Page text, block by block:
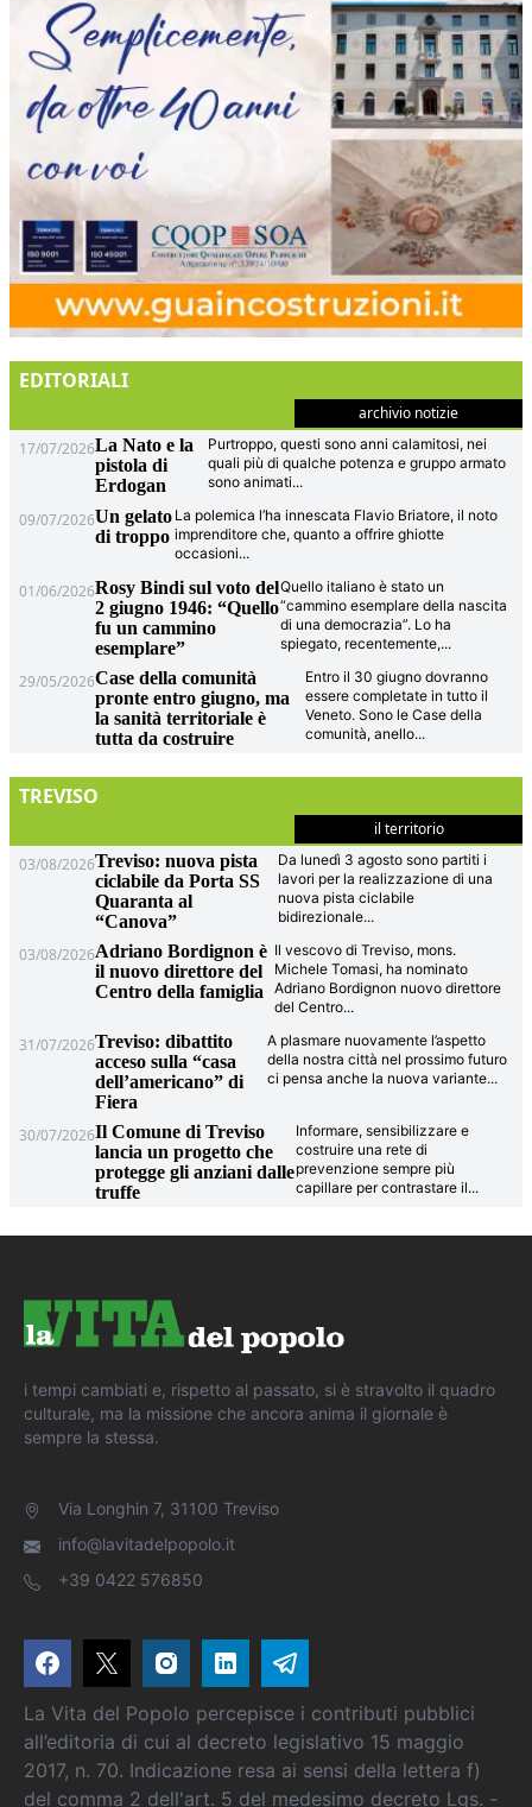
EDITORIALI
archivio notizie
17/07/2026La Nato e la
pistola di
Erdogan
Purtroppo, questi sono anni calamitosi, nei
quali più di qualche potenza e gruppo armato
sono animati...
09/07/2026Un gelato
di troppo
La polemica l’ha innescata Flavio Briatore, il noto
imprenditore che, quanto a offrire ghiotte
occasioni...
01/06/2026Rosy Bindi sul voto del
2 giugno 1946: “Quello
fu un cammino
esemplare”
Quello italiano è stato un
“cammino esemplare della nascita
di una democrazia”. Lo ha
spiegato, recentemente,...
29/05/2026Case della comunità
pronte entro giugno, ma
la sanità territoriale è
tutta da costruire
Entro il 30 giugno dovranno
essere completate in tutto il
Veneto. Sono le Case della
comunità, anello...
TREVISO
il territorio
03/08/2026Treviso: nuova pista
ciclabile da Porta SS
Quaranta al
“Canova”
Da lunedì 3 agosto sono partiti i
lavori per la realizzazione di una
nuova pista ciclabile
bidirezionale...
03/08/2026Adriano Bordignon è
il nuovo direttore del
Centro della famiglia
Il vescovo di Treviso, mons.
Michele Tomasi, ha nominato
Adriano Bordignon nuovo direttore
del Centro...
31/07/2026Treviso: dibattito
acceso sulla “casa
dell’americano” di
Fiera
A plasmare nuovamente l’aspetto
della nostra città nel prossimo futuro
ci pensa anche la nuova variante...
30/07/2026Il Comune di Treviso
lancia un progetto che
protegge gli anziani dalle
truffe
Informare, sensibilizzare e
costruire una rete di
prevenzione sempre più
capillare per contrastare il...
i tempi cambiati e, rispetto al passato, si è stravolto il quadro
culturale, ma la missione che ancora anima il giornale è
sempre la stessa.
Via Longhin 7, 31100 Treviso
info@lavitadelpopolo.it
+39 0422 576850
La Vita del Popolo percepisce i contributi pubblici
all’editoria di cui al decreto legislativo 15 maggio
2017, n. 70. Indicazione resa ai sensi della lettera f)
del comma 2 dell'art. 5 del medesimo decreto Lgs. -